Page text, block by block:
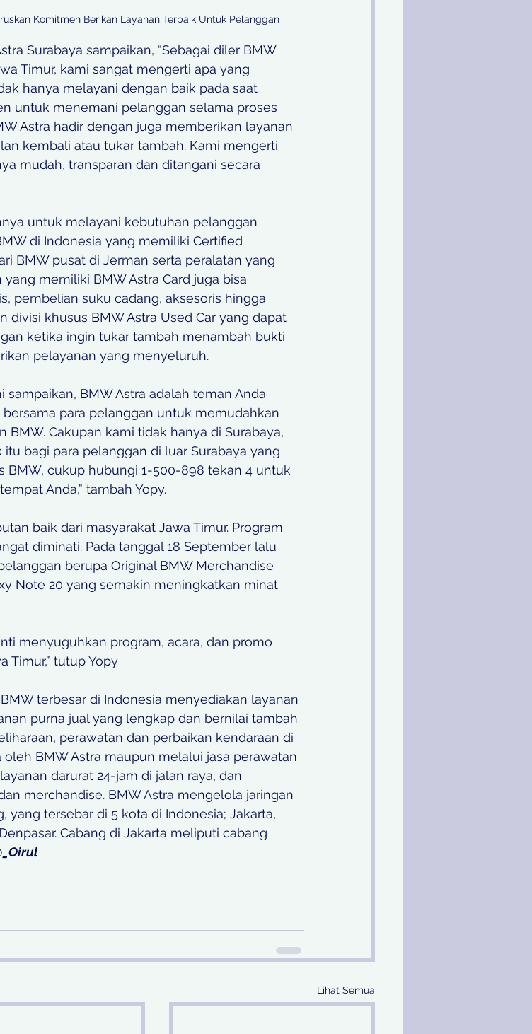
Komitmen Berikan Layanan Terbaik Untuk Pelanggan
Surabaya sampaikan, “Sebagai diler BMW
Timur, kami sangat mengerti apa yang
hanya melayani dengan baik pada saat
untuk menemani pelanggan selama proses
Astra hadir dengan juga memberikan layanan
kembali atau tukar tambah. Kami mengerti
mudah, transparan dan ditangani secara
untuk melayani kebutuhan pelanggan
di Indonesia yang memiliki Certified
BMW pusat di Jerman serta peralatan yang
memiliki BMW Astra Card juga bisa
pembelian suku cadang, aksesoris hingga
divisi khusus BMW Astra Used Car yang dapat
ketika ingin tukar tambah menambah bukti
pelayanan yang menyeluruh.
sampaikan, BMW Astra adalah teman Anda
para pelanggan untuk memudahkan
Cakupan kami tidak hanya di Surabaya,
bagi para pelanggan di luar Surabaya yang
BMW, cukup hubungi 1-500-898 tekan 4 untuk
Anda,” tambah Yopy.
baik dari masyarakat Jawa Timur. Program
diminati. Pada tanggal 18 September lalu
berupa Original BMW Merchandise
Note 20 yang semakin meningkatkan minat
menyuguhkan program, acara, dan promo
Timur,” tutup Yopy
terbesar di Indonesia menyediakan layanan
purna jual yang lengkap dan bernilai tambah
perawatan dan perbaikan kendaraan di
BMW Astra maupun melalui jasa perawatan
darurat 24-jam di jalan raya, dan
merchandise. BMW Astra mengelola jaringan
yang tersebar di 5 kota di Indonesia; Jakarta,
Cabang di Jakarta meliputi cabang
Lihat Semua